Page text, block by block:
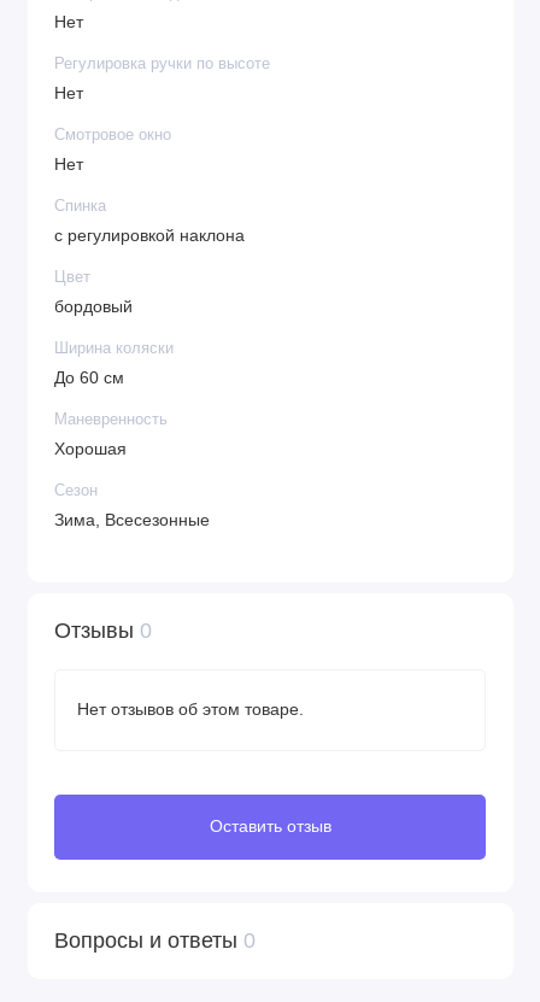
Нет
Регулировка ручки по высоте
Нет
Смотровое окно
Нет
Спинка
с регулировкой наклона
Цвет
бордовый
Ширина коляски
До 60 см
Маневренность
Хорошая
Сезон
Зима, Всесезонные
Отзывы 0
Нет отзывов об этом товаре.
Оставить отзыв
Вопросы и ответы 0